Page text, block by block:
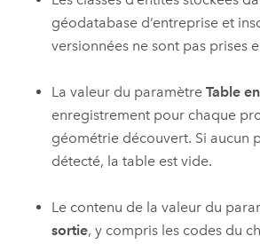
géodatabase d’entreprise et
versionnées ne sont pas prises
La valeur du paramètreTable
enregistrement pour chaque
géométrie découvert. Si aucun
détecté, la table est vide.
Le contenu de la valeur du
sortie, y compris les codes du